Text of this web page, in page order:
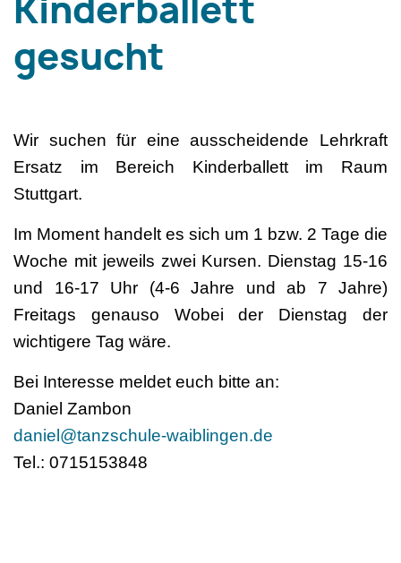
Kinderballett
gesucht
Wir suchen für eine ausscheidende Lehrkraft
Ersatz im Bereich Kinderballett im Raum
Stuttgart.
Im Moment handelt es sich um 1 bzw. 2 Tage die
Woche mit jeweils zwei Kursen. Dienstag 15-16
und 16-17 Uhr (4-6 Jahre und ab 7 Jahre)
Freitags genauso Wobei der Dienstag der
wichtigere Tag wäre.
Bei Interesse meldet euch bitte an:
Daniel Zambon
daniel@tanzschule-waiblingen.de
Tel.: 0715153848